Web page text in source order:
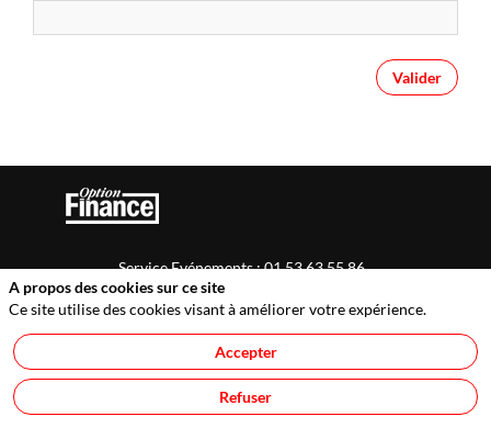
Valider
Service Evénements : 01 53 63 55 86
service.evenements@optionfinance.fr
Cookies
Politique de confidentialité
A propos des cookies sur ce site
Ce site utilise des cookies visant à améliorer votre expérience.
Accepter
Refuser